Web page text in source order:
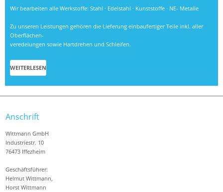
Wir bearbeiten alle Werkstoffe: Stahl · Edelstahl · Kunststoffe · NE- Metalle
Zu unseren Leistungen gehören die Lieferung einbaufertiger Teile inkl. aller
Oberflächen-
veredelungen sowie Hartdrehen und Schleifen.
WEITERLESEN
Anschrift
Wittmann GmbH
Industriestr. 10
76473 Iffezheim
Geschäftsführer:
Helmut Wittmann,
Horst Wittmann